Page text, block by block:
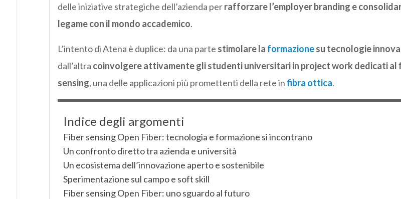
delle iniziative strategiche dell’azienda perrafforzare l’employer branding e
legame con il mondo accademico.
L’intento di Atena è duplice: da una parte stimolare la formazionesu tecnologie
dall’altra coinvolgere attivamente gli studenti universitari in project work dedicati al
sensing, una delle applicazioni più promettenti della rete infibra ottica.
Indice degli argomenti
Fiber sensing Open Fiber: tecnologia e formazione si incontrano
Un confronto diretto tra azienda e università
Un ecosistema dell’innovazione aperto e sostenibile
Sperimentazione sul campo e soft skill
Fiber sensing Open Fiber: uno sguardo al futuro